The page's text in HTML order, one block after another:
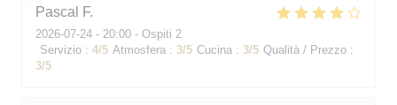
Pascal F
2026-07-24 - 20:00 - Ospiti 2
Servizio : 4/5 Atmosfera : 3/5 Cucina : 3/5 Qualità / Prezzo :
3/5